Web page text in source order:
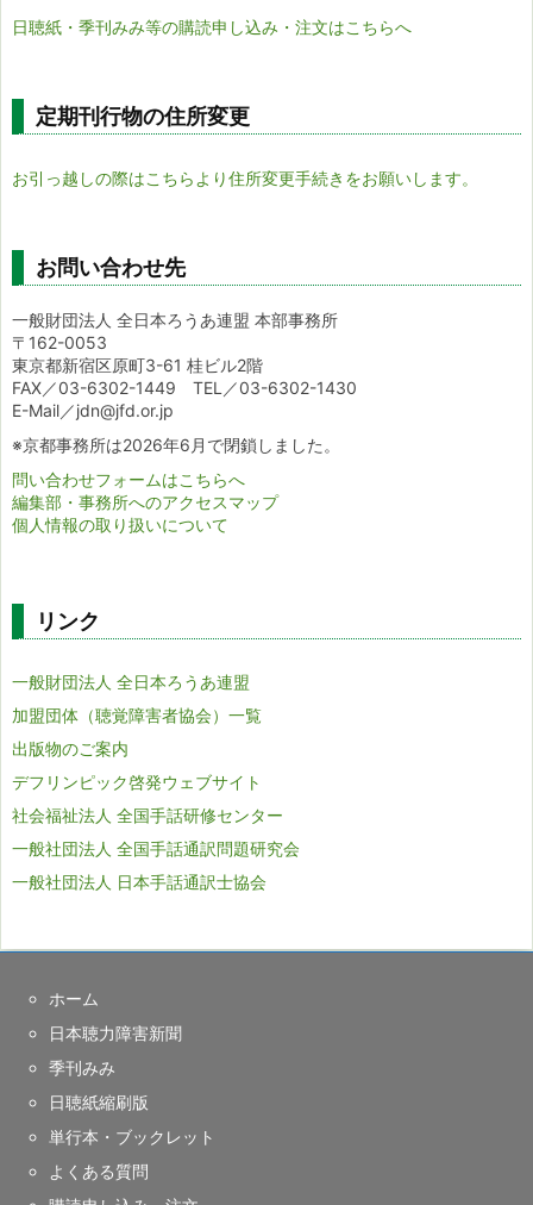
日聴紙・季刊みみ等の購読申し込み・注文はこちらへ
定期刊行物の住所変更
お引っ越しの際はこちらより住所変更手続きをお願いします。
お問い合わせ先
一般財団法人 全日本ろうあ連盟 本部事務所
〒162-0053
東京都新宿区原町3-61 桂ビル2階
FAX／03-6302-1449 TEL／03-6302-1430
E-Mail／jdn@jfd.or.jp
※京都事務所は2026年6月で閉鎖しました。
問い合わせフォームはこちらへ
編集部・事務所へのアクセスマップ
個人情報の取り扱いについて
リンク
一般財団法人 全日本ろうあ連盟
加盟団体（聴覚障害者協会）一覧
出版物のご案内
デフリンピック啓発ウェブサイト
社会福祉法人 全国手話研修センター
一般社団法人 全国手話通訳問題研究会
一般社団法人 日本手話通訳士協会
ホーム
日本聴力障害新聞
季刊みみ
日聴紙縮刷版
単行本・ブックレット
よくある質問